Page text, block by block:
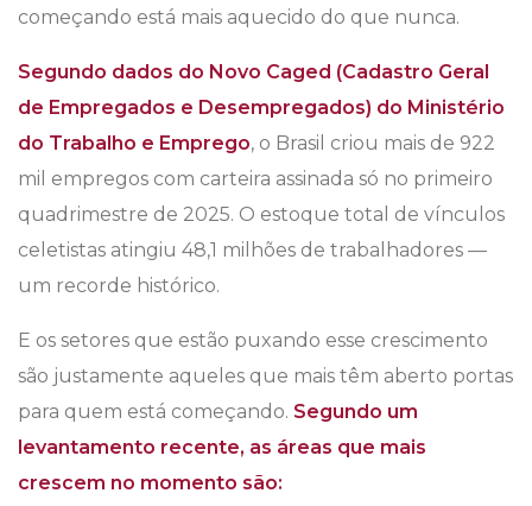
começando está mais aquecido do que nunca.
Segundo dados do Novo Caged (Cadastro Geral
de Empregados e Desempregados) do Ministério
do Trabalho e Emprego, o Brasil criou mais de 922
mil empregos com carteira assinada só no primeiro
quadrimestre de 2025. O estoque total de vínculos
celetistas atingiu 48,1 milhões de trabalhadores —
um recorde histórico.
E os setores que estão puxando esse crescimento
são justamente aqueles que mais têm aberto portas
para quem está começando. Segundo um
levantamento recente, as áreas que mais
crescem no momento são: